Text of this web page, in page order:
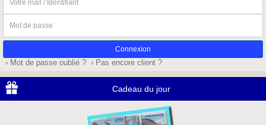
mail
/
Identifiant
de
passe
› Mot de passe oublié ? › Pas encore client ?
Cadeau du jour